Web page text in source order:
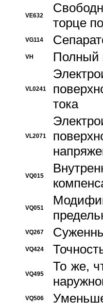
VE632
торце
VG114
VH Полный
VL0241
тока
VL2071
VQ015
VQ051
VQ267
VQ424
VQ495
То же,
VQ506